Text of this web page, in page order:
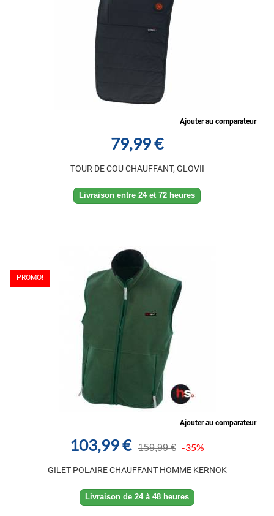
Ajouter au comparateur
79,99 €
TOUR DE COU CHAUFFANT, GLOVII
Livraison entre 24 et 72 heures
PROMO!
Ajouter au comparateur
103,99 € 159,99 € -35%
GILET POLAIRE CHAUFFANT HOMME KERNOK
Livraison de 24 à 48 heures